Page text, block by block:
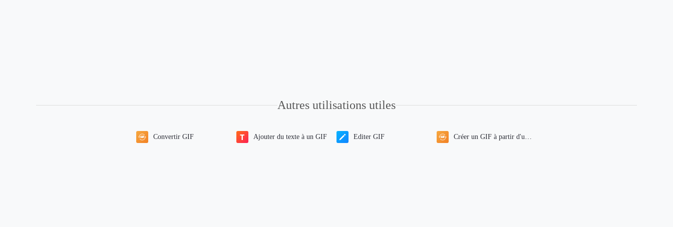
Autres utilisations utiles
Convertir GIF Ajouter du texte à un GIF Editer GIF
Créer un GIF à partir d'une